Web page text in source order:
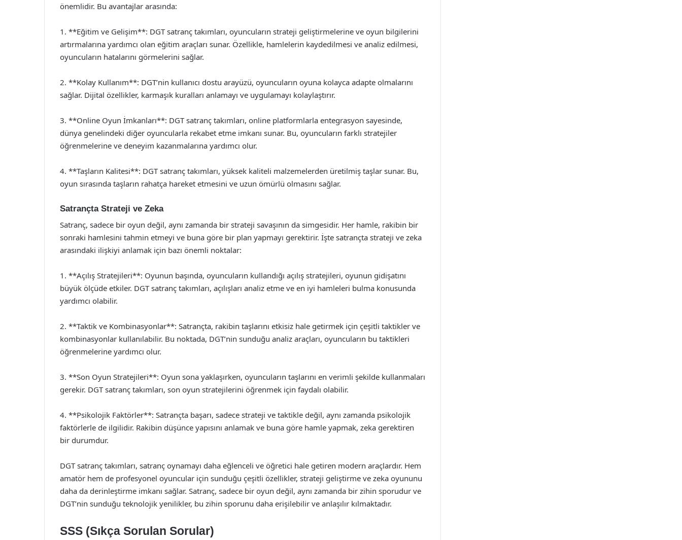
önemlidir. Bu avantajlar arasında:
1. **Eğitim ve Gelişim**: DGT satranç takımları, oyuncuların strateji geliştirmelerine ve oyun bilgilerini
artırmalarına yardımcı olan eğitim araçları sunar. Özellikle, hamlelerin kaydedilmesi ve analiz edilmesi,
oyuncuların hatalarını görmelerini sağlar.
2. **Kolay Kullanım**: DGT’nin kullanıcı dostu arayüzü, oyuncuların oyuna kolayca adapte olmalarını
sağlar. Dijital özellikler, karmaşık kuralları anlamayı ve uygulamayı kolaylaştırır.
3. **Online Oyun İmkanları**: DGT satranç takımları, online platformlarla entegrasyon sayesinde,
dünya genelindeki diğer oyuncularla rekabet etme imkanı sunar. Bu, oyuncuların farklı stratejiler
öğrenmelerine ve deneyim kazanmalarına yardımcı olur.
4. **Taşların Kalitesi**: DGT satranç takımları, yüksek kaliteli malzemelerden üretilmiş taşlar sunar. Bu,
oyun sırasında taşların rahatça hareket etmesini ve uzun ömürlü olmasını sağlar.
Satrançta Strateji ve Zeka
Satranç, sadece bir oyun değil, aynı zamanda bir strateji savaşının da simgesidir. Her hamle, rakibin bir
sonraki hamlesini tahmin etmeyi ve buna göre bir plan yapmayı gerektirir. İşte satrançta strateji ve zeka
arasındaki ilişkiyi anlamak için bazı önemli noktalar:
1. **Açılış Stratejileri**: Oyunun başında, oyuncuların kullandığı açılış stratejileri, oyunun gidişatını
büyük ölçüde etkiler. DGT satranç takımları, açılışları analiz etme ve en iyi hamleleri bulma konusunda
yardımcı olabilir.
2. **Taktik ve Kombinasyonlar**: Satrançta, rakibin taşlarını etkisiz hale getirmek için çeşitli taktikler ve
kombinasyonlar kullanılabilir. Bu noktada, DGT’nin sunduğu analiz araçları, oyuncuların bu taktikleri
öğrenmelerine yardımcı olur.
3. **Son Oyun Stratejileri**: Oyun sona yaklaşırken, oyuncuların taşlarını en verimli şekilde kullanmaları
gerekir. DGT satranç takımları, son oyun stratejilerini öğrenmek için faydalı olabilir.
4. **Psikolojik Faktörler**: Satrançta başarı, sadece strateji ve taktikle değil, aynı zamanda psikolojik
faktörlerle de ilgilidir. Rakibin düşünce yapısını anlamak ve buna göre hamle yapmak, zeka gerektiren
bir durumdur.
DGT satranç takımları, satranç oynamayı daha eğlenceli ve öğretici hale getiren modern araçlardır. Hem
amatör hem de profesyonel oyuncular için sunduğu çeşitli özellikler, strateji geliştirme ve zeka oyununu
daha da derinleştirme imkanı sağlar. Satranç, sadece bir oyun değil, aynı zamanda bir zihin sporudur ve
DGT’nin sunduğu teknolojik yenilikler, bu zihin sporunu daha erişilebilir ve anlaşılır kılmaktadır.
SSS (Sıkça Sorulan Sorular)